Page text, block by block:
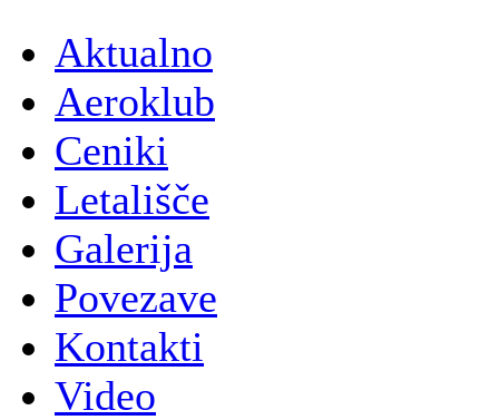
Aktualno
Aeroklub
Ceniki
Letališče
Galerija
Povezave
Kontakti
Video